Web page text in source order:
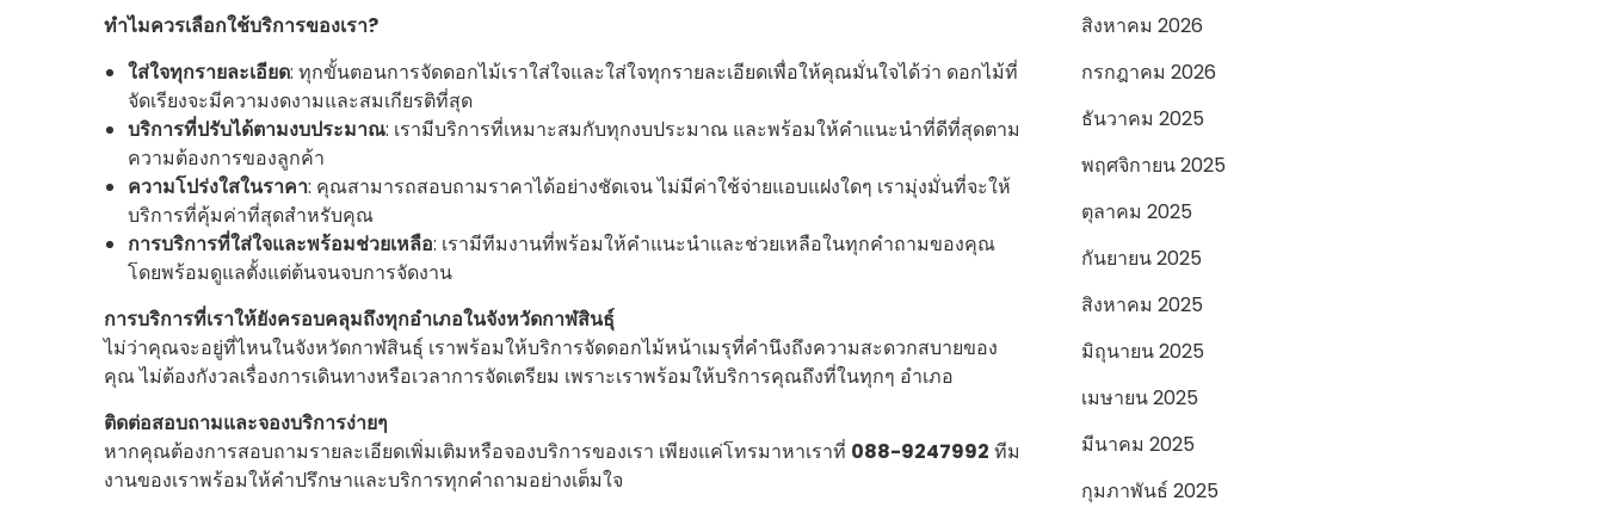
ทำไมควรเลือกใช้บริการของเรา?
ใส่ใจทุกรายละเอียด: ทุกขั้นตอนการจัดดอกไม้เราใส่ใจและใส่ใจทุกรายละเอียดเพื่อให้คุณมั่นใจได้ว่า ดอกไม้ที่
จัดเรียงจะมีความงดงามและสมเกียรติที่สุด
บริการที่ปรับได้ตามงบประมาณ: เรามีบริการที่เหมาะสมกับทุกงบประมาณ และพร้อมให้คำแนะนำที่ดีที่สุดตาม
ความต้องการของลูกค้า
ความโปร่งใสในราคา: คุณสามารถสอบถามราคาได้อย่างชัดเจน ไม่มีค่าใช้จ่ายแอบแฝงใดๆ เรามุ่งมั่นที่จะให้
บริการที่คุ้มค่าที่สุดสำหรับคุณ
การบริการที่ใส่ใจและพร้อมช่วยเหลือ: เรามีทีมงานที่พร้อมให้คำแนะนำและช่วยเหลือในทุกคำถามของคุณ
โดยพร้อมดูแลตั้งแต่ต้นจนจบการจัดงาน
การบริการที่เราให้ยังครอบคลุมถึงทุกอำเภอในจังหวัดกาฬสินธุ์
ไม่ว่าคุณจะอยู่ที่ไหนในจังหวัดกาฬสินธุ์ เราพร้อมให้บริการจัดดอกไม้หน้าเมรุที่คำนึงถึงความสะดวกสบายของ
คุณ ไม่ต้องกังวลเรื่องการเดินทางหรือเวลาการจัดเตรียม เพราะเราพร้อมให้บริการคุณถึงที่ในทุกๆ อำเภอ
ติดต่อสอบถามและจองบริการง่ายๆ
หากคุณต้องการสอบถามรายละเอียดเพิ่มเติมหรือจองบริการของเรา เพียงแค่โทรมาหาเราที่ 088-9247992 ทีม
งานของเราพร้อมให้คำปรึกษาและบริการทุกคำถามอย่างเต็มใจ
สิงหาคม 2026
กรกฎาคม 2026
ธันวาคม 2025
พฤศจิกายน 2025
ตุลาคม 2025
กันยายน 2025
สิงหาคม 2025
มิถุนายน 2025
เมษายน 2025
มีนาคม 2025
กุมภาพันธ์ 2025